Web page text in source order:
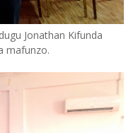
Jonathan Kifunda
mafunzo.